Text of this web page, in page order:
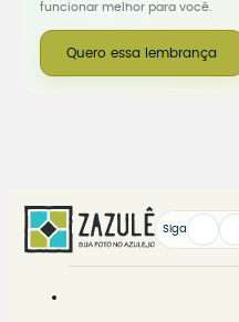
funcionar melhor para você.
Quero essa lembrança
Siga